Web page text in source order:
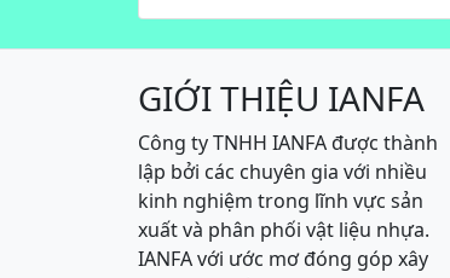
GIỚI THIỆU IANFA
Công ty TNHH IANFA được thành
lập bởi các chuyên gia với nhiều
kinh nghiệm trong lĩnh vực sản
xuất và phân phối vật liệu nhựa.
IANFA với ước mơ đóng góp xây